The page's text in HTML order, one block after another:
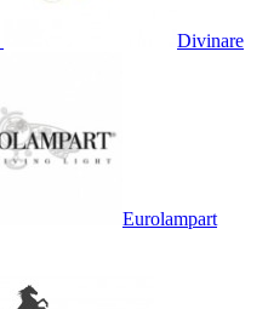
Divinare
Eurolampart